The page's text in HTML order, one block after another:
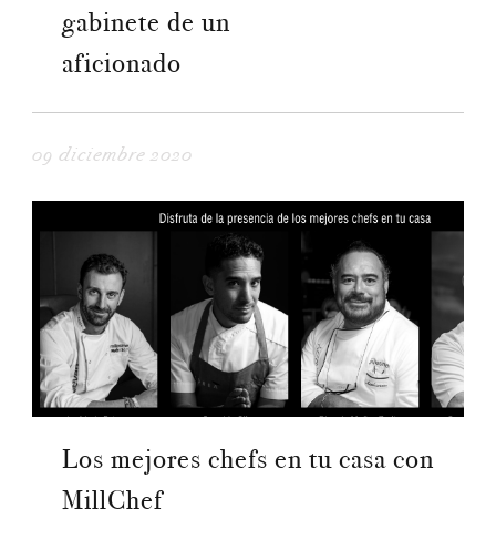
gabinete de un
aficionado
09 diciembre 2020
Los mejores chefs en tu casa con
MillChef